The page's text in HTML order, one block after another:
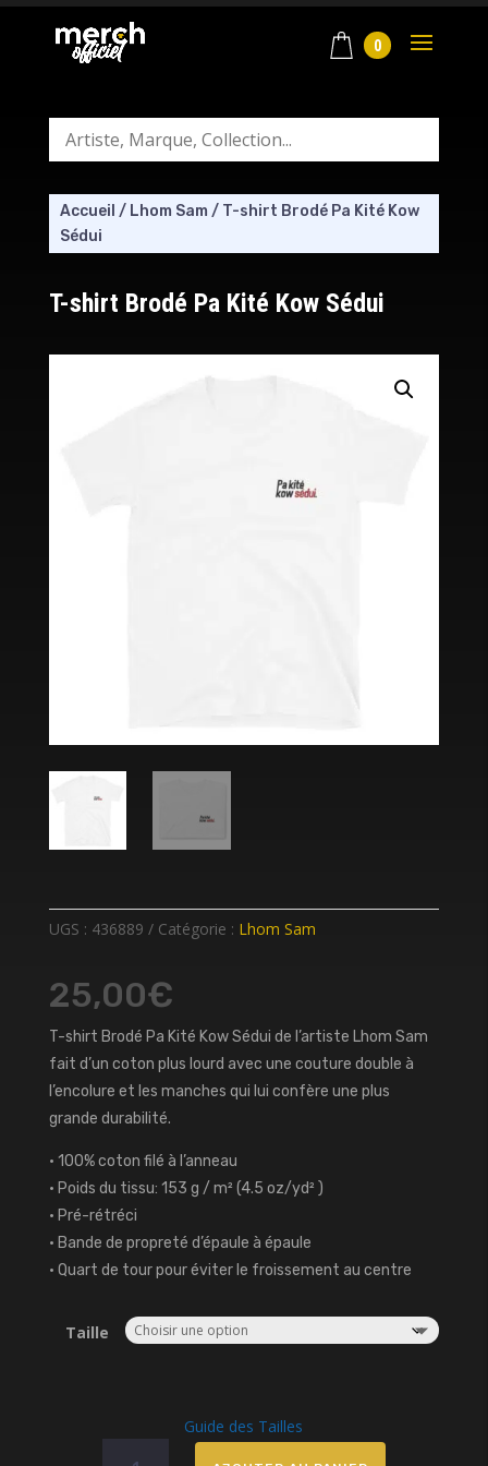
0
Accueil / Lhom Sam / T-shirt Brodé Pa Kité Kow
Sédui
T-shirt Brodé Pa Kité Kow Sédui
UGS : 436889 Catégorie : Lhom Sam
25,00€
T-shirt Brodé Pa Kité Kow Sédui de l’artiste Lhom Sam
fait d’un coton plus lourd avec une couture double à
l’encolure et les manches qui lui confère une plus
grande durabilité.
• 100% coton filé à l’anneau
• Poids du tissu: 153 g / m² (4.5 oz/yd² )
• Pré-rétréci
• Bande de propreté d’épaule à épaule
• Quart de tour pour éviter le froissement au centre
Taille
Guide des Tailles